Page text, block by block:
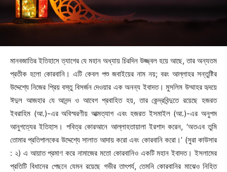
মানবজাতির ইতিহাসে ত্যাগের যে মহান অধ্যায় চিরদিন উজ্জ্বল হয়ে আছে, তার অন্যতম
প্রতীক হলো কোরবানি। এটি কেবল পশু জবাইয়ের নাম নয়; বরং আল্লাহর সন্তুষ্টির
উদ্দেশ্যে নিজের প্রিয় বস্তু বিসর্জন দেওয়ার এক অনন্য ইবাদত। মুসলিম উম্মাহর হৃদয়ে
ঈদুল আজহার যে আনন্দ ও আবেগ প্রবাহিত হয়, তার কেন্দ্রবিন্দুতে রয়েছে হজরত
ইবরাহিম (আ.)-এর অবিস্মরণীয় আত্মত্যাগ এবং হজরত ইসমাইল (আ.)-এর অনুপম
আনুগত্যের ইতিহাস। পবিত্র কোরআনে আল্লাহতায়ালা ইরশাদ করেন, ‘অতএব তুমি
তোমার প্রতিপালকের উদ্দেশ্যে সালাত আদায় করো এবং কোরবানি করো।’ (সুরা কাউসার
: ২) এ আয়াত প্রমাণ করে নামাজের মতো কোরবানিও একটি মহান ইবাদত। ইসলামের
প্রতিটি বিধানের পেছনে যেমন রয়েছে গভীর তাৎপর্য, তেমনি কোরবানির মাঝেও নিহিত